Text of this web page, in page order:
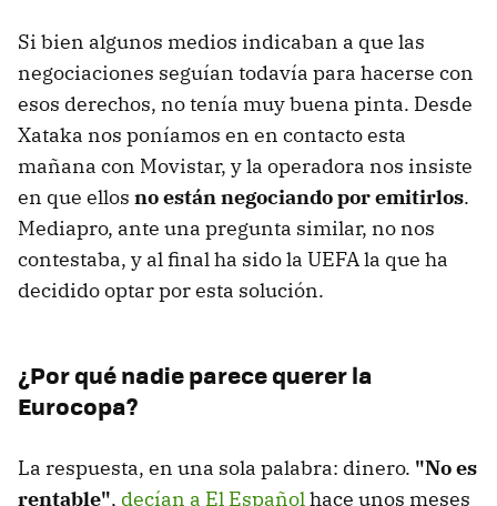
Si bien algunos medios indicaban a que las
negociaciones seguían todavía para hacerse con
esos derechos, no tenía muy buena pinta. Desde
Xataka nos poníamos en en contacto esta
mañana con Movistar, y la operadora nos insiste
en que ellos no están negociando por emitirlos.
Mediapro, ante una pregunta similar, no nos
contestaba, y al final ha sido la UEFA la que ha
decidido optar por esta solución.
¿Por qué nadie parece querer la
Eurocopa?
La respuesta, en una sola palabra: dinero. "No es
rentable", decían a El Españolhace unos meses